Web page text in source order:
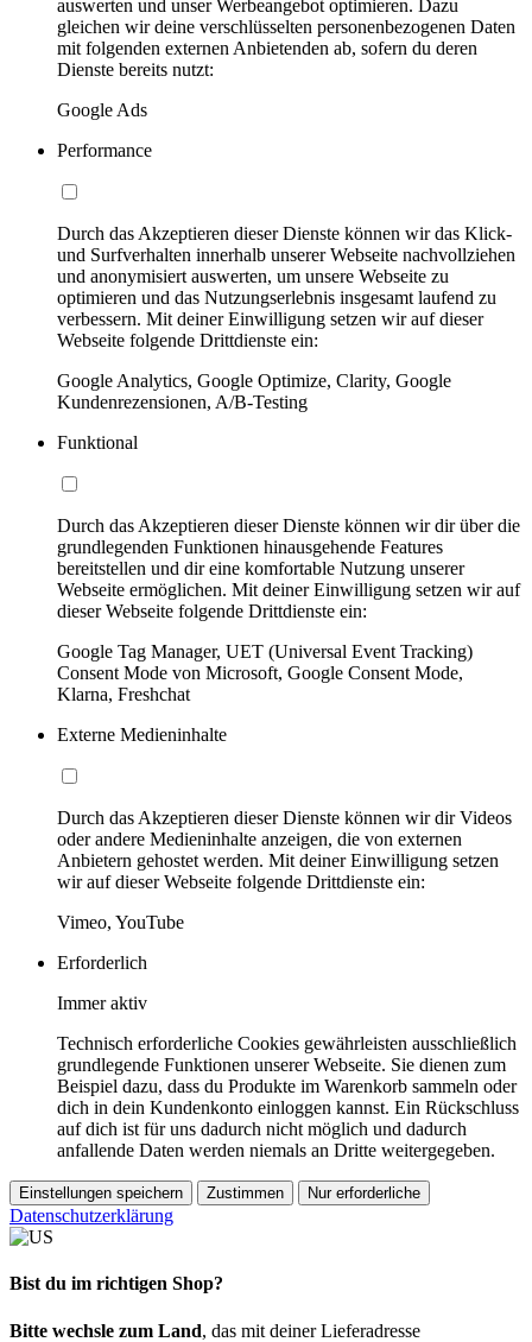
auswerten und unser Werbeangebot optimieren. Dazu
gleichen wir deine verschlüsselten personenbezogenen Daten
mit folgenden externen Anbietenden ab, sofern du deren
Dienste bereits nutzt:
Google Ads
Performance
Durch das Akzeptieren dieser Dienste können wir das Klick-
und Surfverhalten innerhalb unserer Webseite nachvollziehen
und anonymisiert auswerten, um unsere Webseite zu
optimieren und das Nutzungserlebnis insgesamt laufend zu
verbessern. Mit deiner Einwilligung setzen wir auf dieser
Webseite folgende Drittdienste ein:
Google Analytics, Google Optimize, Clarity, Google
Kundenrezensionen, A/B-Testing
Funktional
Durch das Akzeptieren dieser Dienste können wir dir über die
grundlegenden Funktionen hinausgehende Features
bereitstellen und dir eine komfortable Nutzung unserer
Webseite ermöglichen. Mit deiner Einwilligung setzen wir auf
dieser Webseite folgende Drittdienste ein:
Google Tag Manager, UET (Universal Event Tracking)
Consent Mode von Microsoft, Google Consent Mode,
Klarna, Freshchat
Externe Medieninhalte
Durch das Akzeptieren dieser Dienste können wir dir Videos
oder andere Medieninhalte anzeigen, die von externen
Anbietern gehostet werden. Mit deiner Einwilligung setzen
wir auf dieser Webseite folgende Drittdienste ein:
Vimeo, YouTube
Erforderlich
Immer aktiv
Technisch erforderliche Cookies gewährleisten ausschließlich
grundlegende Funktionen unserer Webseite. Sie dienen zum
Beispiel dazu, dass du Produkte im Warenkorb sammeln oder
dich in dein Kundenkonto einloggen kannst. Ein Rückschluss
auf dich ist für uns dadurch nicht möglich und dadurch
anfallende Daten werden niemals an Dritte weitergegeben.
Einstellungen speichern Zustimmen Nur erforderliche
Datenschutzerklärung
Bist du im richtigen Shop?
Bitte wechsle zum Land, das mit deiner Lieferadresse